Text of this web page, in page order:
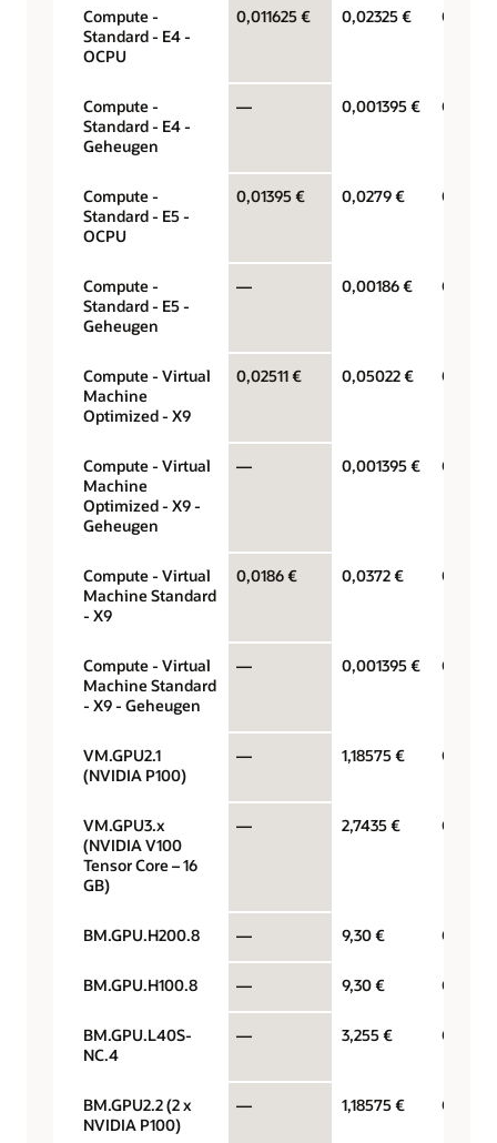
Compute -
Standard - E4 -
OCPU
0,011625 € 0,02325 € OCPU
Compute -
Standard - E4 -
Geheugen
— 0,001395 €
Compute -
Standard - E5 -
OCPU
0,01395 € 0,0279 € OCPU
Compute -
Standard - E5 -
Geheugen
— 0,00186 €
Compute - Virtual
Machine
Optimized - X9
0,02511 € 0,05022 € OCPU
Compute - Virtual
Machine
Optimized - X9 -
Geheugen
— 0,001395 €
Compute - Virtual
Machine Standard
- X9
0,0186 € 0,0372 € OCPU
Compute - Virtual
Machine Standard
- X9 - Geheugen
— 0,001395 €
VM.GPU2.1
(NVIDIA P100)
— 1,18575 € GPU
VM.GPU3.x
(NVIDIA V100
Tensor Core – 16
GB)
— 2,7435 € GPU
BM.GPU.H200.8 — 9,30 € GPU
BM.GPU.H100.8 — 9,30 € GPU
BM.GPU.L40S-
NC.4
— 3,255 € GPU
BM.GPU2.2 (2 x
NVIDIA P100)
— 1,18575 € GPU